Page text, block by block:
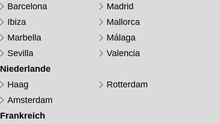
Barcelona
Madrid
Ibiza
Mallorca
Marbella
Málaga
Sevilla
Valencia
Niederlande
Haag
Rotterdam
Amsterdam
Frankreich